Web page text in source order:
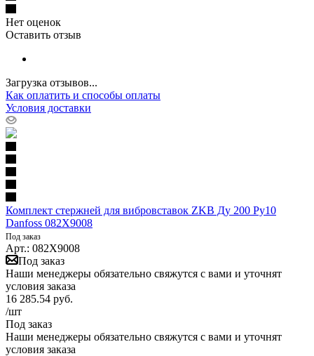
Нет оценок
Оставить отзыв
Загрузка отзывов...
Как оплатить и способы оплаты
Условия доставки
Комплект стержней для вибровставок ZKB Ду 200 Ру10
Danfoss 082X9008
Под заказ
Арт.: 082X9008
Под заказ
Наши менеджеры обязательно свяжутся с вами и уточнят
условия заказа
16 285.54 руб.
/шт
Под заказ
Наши менеджеры обязательно свяжутся с вами и уточнят
условия заказа